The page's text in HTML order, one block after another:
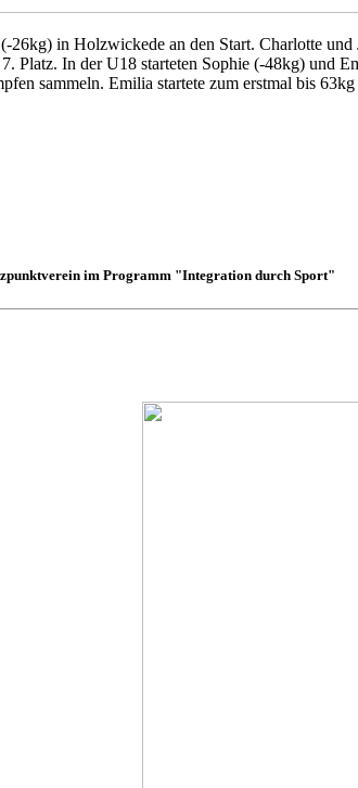
in Holzwickede an den Start. Charlotte und
Platz. In der U18 starteten Sophie (-48kg) und
sammeln. Emilia startete zum erstmal bis
im Programm "Integration durch Sport"